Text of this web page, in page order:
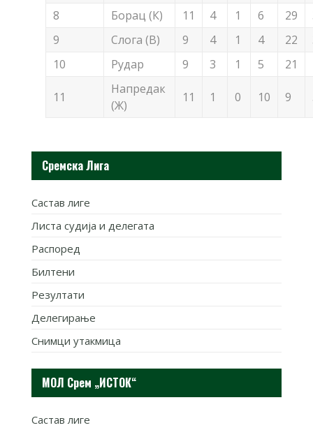
8 Борац (К) 11 4 1 6 29
9
Слога (В) 9 4 1 4 22
10
Рудар 9 3 1 5 21
11
Напредак
(Ж)
11 1 0 10 9
Сремска Лига
Састав лиге
Листа судија и делегата
Распоред
Билтени
Резултати
Делегирање
Снимци утакмица
МОЛ Срем „ИСТОК“
Састав лиге